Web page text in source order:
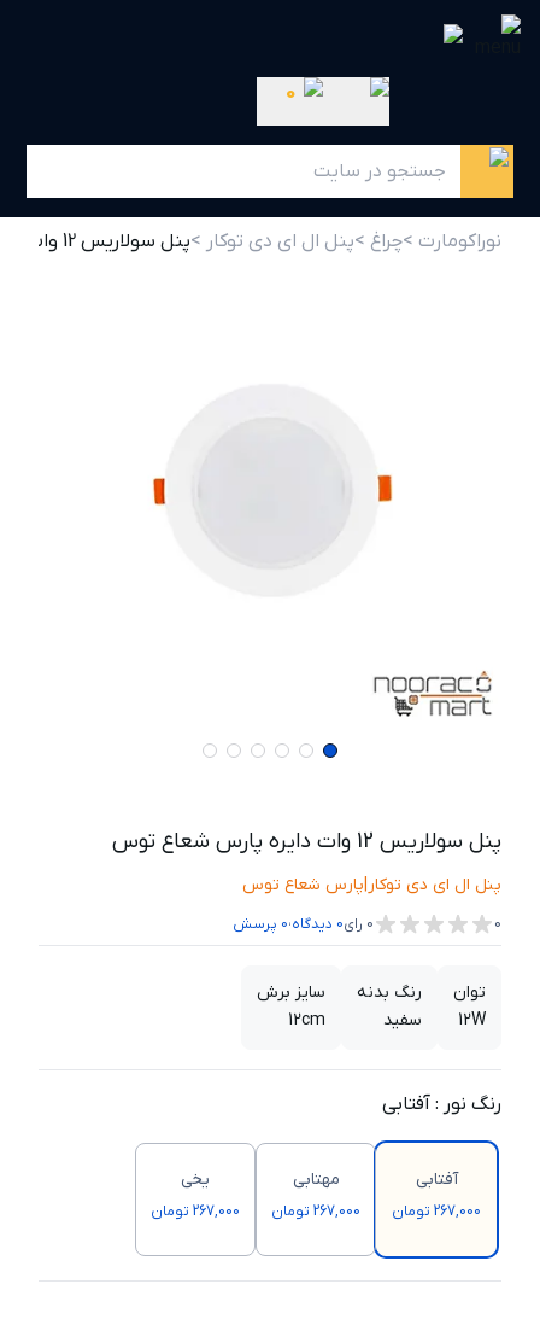
0
نوراکومارت >چراغ >پنل ال ای دی توکار >پنل سولاریس 12 وات دایره پارس شعاع توس
پنل سولاریس 12 وات دایره پارس شعاع توس
پنل ال ای دی توکار|پارس شعاع توس
0
0 رای0 دیدگاه،0 پرسش
توان
12W
رنگ بدنه
سفید
سایز برش
12cm
رنگ نور : آفتابی
آفتابی
267,000 تومان
مهتابی
267,000 تومان
یخی
267,000 تومان